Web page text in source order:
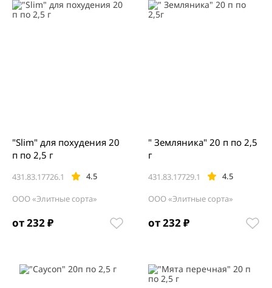
от 232 ₽
431.83.17726.1 4.5
"Slim" для похудения 20
п по 2,5 г
ООО «Элитные сорта»
от 232 ₽
431.83.17729.1 4.5
" Земляника" 20 п по 2,5
г
ООО «Элитные сорта»